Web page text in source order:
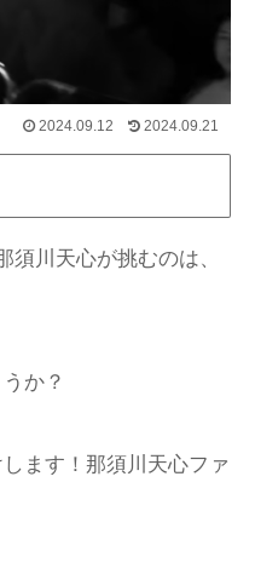
2024.09.12 2024.09.21
川天心が挑むのは、
か？
ます！那須川天心ファ